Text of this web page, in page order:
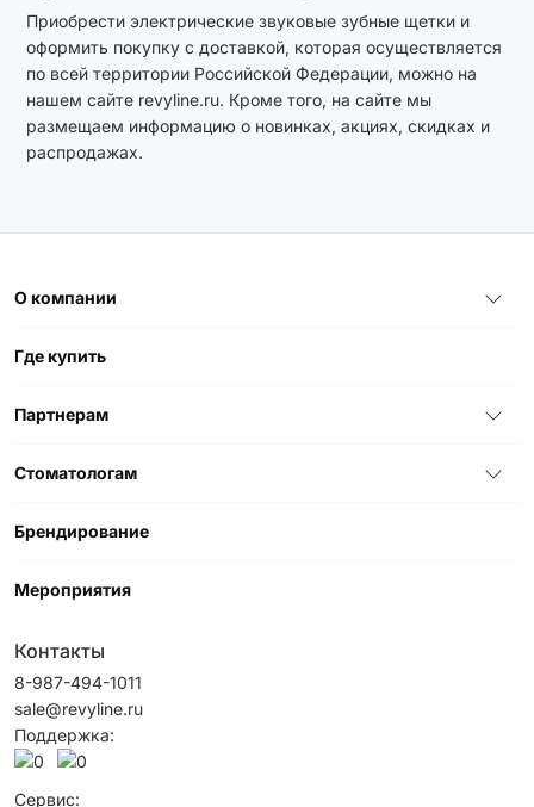
Приобрести электрические звуковые зубные щетки и
оформить покупку с доставкой, которая осуществляется
по всей территории Российской Федерации, можно на
нашем сайте revyline.ru. Кроме того, на сайте мы
размещаем информацию о новинках, акциях, скидках и
распродажах.
О компании
Где купить
Партнерам
Стоматологам
Брендирование
Мероприятия
Контакты
8-987-494-1011
sale@revyline.ru
Поддержка:
Сервис: